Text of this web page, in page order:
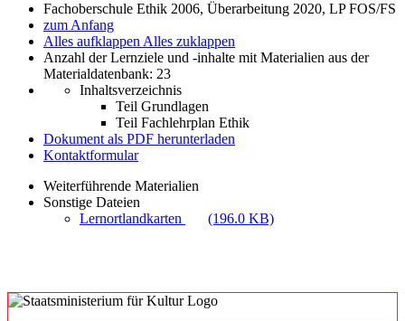
Fachoberschule Ethik 2006, Überarbeitung 2020, LP FOS/FS
zum Anfang
Alles aufklappen Alles zuklappen
Anzahl der Lernziele und -inhalte mit Materialien aus der
Materialdatenbank: 23
Inhaltsverzeichnis
Teil Grundlagen
Teil Fachlehrplan Ethik
Dokument als PDF herunterladen
Kontaktformular
Weiterführende Materialien
Sonstige Dateien
Lernortlandkarten
(196.0 KB)